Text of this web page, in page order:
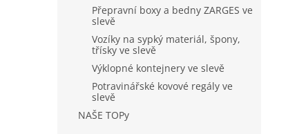
Přepravní boxy a bedny ZARGES ve
slevě
Vozíky na sypký materiál, špony,
třísky ve slevě
Výklopné kontejnery ve slevě
Potravinářské kovové regály ve
slevě
NAŠE TOPy